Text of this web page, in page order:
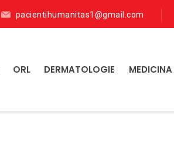
pacientihumanitas1@gmail.com
ORL DERMATOLOGIE